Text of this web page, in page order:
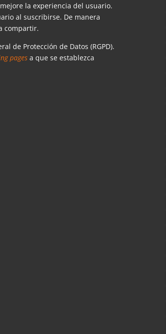
la experiencia del usuario.
al suscribirse. De manera
compartir.
de Protección de Datos (RGPD).
pages a que se establezca